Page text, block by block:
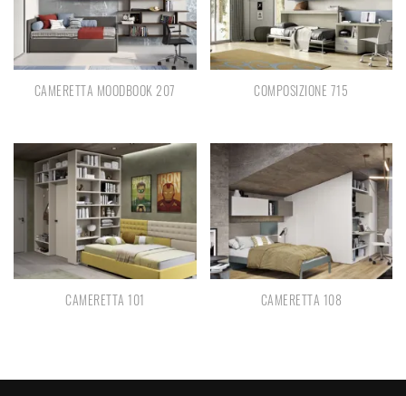
CAMERETTA MOODBOOK 207 COMPOSIZIONE 715
CAMERETTA 101 CAMERETTA 108